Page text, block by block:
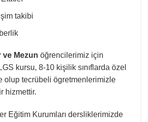
takibi
ve Mezun öğrencilerimiz için
LGS kursu, 8-10 kişilik sınıflarda özel
olup tecrübeli ögretmenlerimizle
hizmettir.
Eğitim Kurumları dersliklerimizde